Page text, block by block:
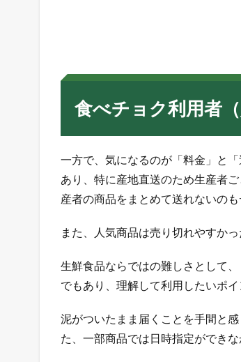
デ
ッ
3
出
品
者
と
の
メ
ッ
ト
・
食べチョク利用者
一方で、気になるのが「料金」と
あり、特に産地直送のため生産者
産者の商品をまとめて送れないのも
また、人気商品は売り切れやすか
生鮮食品ならではの難しさとして
でもあり、理解して利用したいポイ
泥がついたまま届くことを手間と
た、一部商品では日時指定ができ